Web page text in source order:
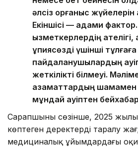
әлсіз қорғаныс
Екіншісі — адами
қызметкерлердің
құпиясөзді үшінші
пайдаланушылардың
жеткілікті білмеуі.
азаматтардың шамамен
мұндай қауіптен
Сарапшының сөзінше, 2025 жылы
көптеген деректердің таралу
медициналық ұйымдардағы